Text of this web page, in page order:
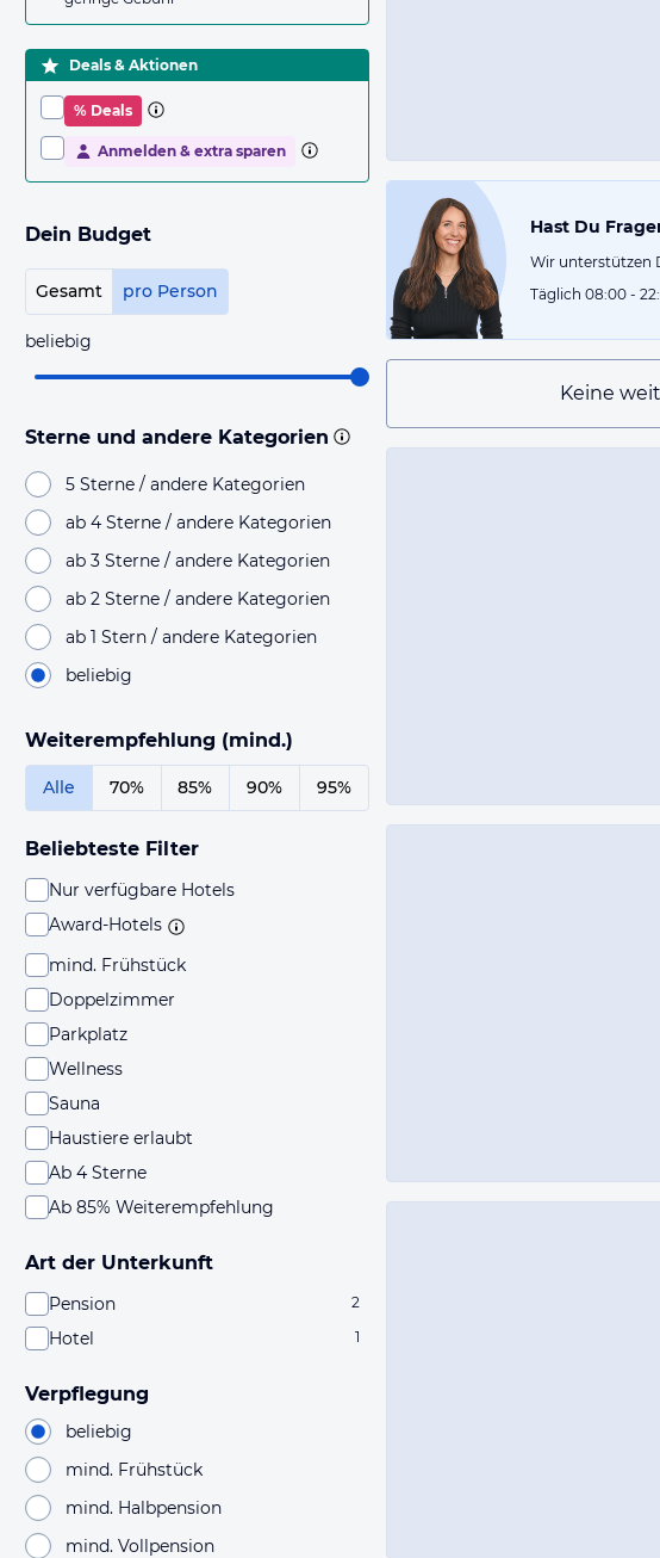
Deals & Aktionen
% Deals
Anmelden & extra sparen
Dein Budget
Gesamt pro Person
beliebig
Sterne und andere Kategorien
5 Sterne / andere Kategorien
ab 4 Sterne / andere Kategorien
ab 3 Sterne / andere Kategorien
ab 2 Sterne / andere Kategorien
ab 1 Stern / andere Kategorien
beliebig
Weiterempfehlung (mind.)
Alle 70% 85% 90% 95%
Beliebteste Filter
Nur verfügbare Hotels
Award-Hotels
mind. Frühstück
Doppelzimmer
Parkplatz
Wellness
Sauna
Haustiere erlaubt
Ab 4 Sterne
Ab 85% Weiterempfehlung
Art der Unterkunft
Pension 2
Hotel 1
Verpflegung
beliebig
mind. Frühstück
mind. Halbpension
mind. Vollpension
Hast Du
Wir unterstützen
Täglich 08:00 -
Keine